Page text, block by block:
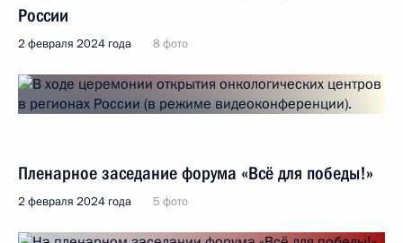
России
2 февраля 2024 года 8 фото
Пленарное заседание форума «Всё для победы!»
2 февраля 2024 года 5 фото